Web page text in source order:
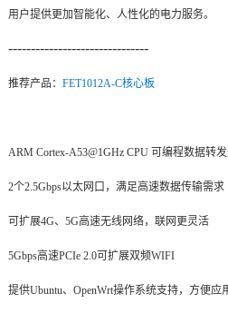
新闻中心
技术论坛
用户提供更加智能化、人性化的电力服务。
-------------------------------
推荐产品： FET1012A-C核心板
ARM Cortex-A53@1GHz CPU 可编程数据转发
2个2.5Gbps以太网口，满足高速数据传输需求
可扩展4G、5G高速无线网络，联网更灵活
5Gbps高速PCIe 2.0可扩展双频WIFI
提供Ubuntu、OpenWrt操作系统支持，方便应